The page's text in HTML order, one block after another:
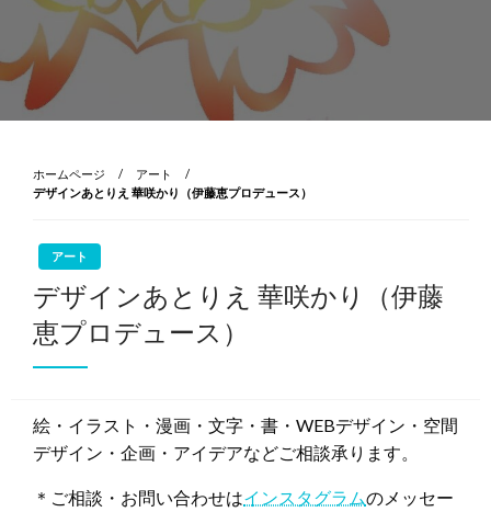
ホームページ
アート
デザインあとりえ 華咲かり（伊藤恵プロデュース）
アート
デザインあとりえ 華咲かり（伊藤
恵プロデュース）
絵・イラスト・漫画・文字・書・WEBデザイン・空間
デザイン・企画・アイデアなどご相談承ります。
＊ご相談・お問い合わせはインスタグラムのメッセー